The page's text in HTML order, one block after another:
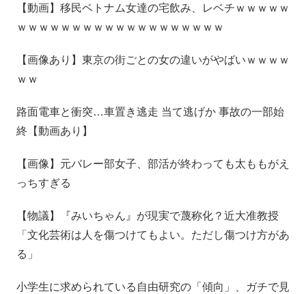
【動画】移民ベトナム女達の宅飲み、レベチｗｗｗｗｗ
ｗｗｗｗｗｗｗｗｗｗｗｗｗｗｗｗｗｗｗ
【画像あり】東京の街ごとの女の違いがやばいｗｗｗｗ
ｗｗ
路面電車と衝突…車置き逃走 当て逃げか 事故の一部始
終【動画あり】
【画像】元バレー部女子、部活が終わっても太ももがえ
っちすぎる
【物議】『みいちゃん』が現実で蔑称化？近大准教授
「文化芸術は人を傷つけてもよい。ただし傷つけ方があ
る」
小学生に求められている自由研究の「傾向」、ガチで見